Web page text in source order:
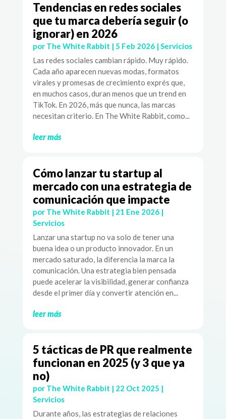
Tendencias en redes sociales
que tu marca debería seguir (o
ignorar) en 2026
por The White Rabbit | 5 Feb 2026| Servicios
Las redes sociales cambian rápido. Muy rápido.
Cada año aparecen nuevas modas, formatos
virales y promesas de crecimiento exprés que,
en muchos casos, duran menos que un trend en
TikTok. En 2026, más que nunca, las marcas
necesitan criterio. En The White Rabbit, como...
leer más
Cómo lanzar tu startup al
mercado con una estrategia de
comunicación que impacte
por The White Rabbit | 21 Ene 2026|
Servicios
Lanzar una startup no va solo de tener una
buena idea o un producto innovador. En un
mercado saturado, la diferencia la marca la
comunicación. Una estrategia bien pensada
puede acelerar la visibilidad, generar confianza
desde el primer día y convertir atención en...
leer más
5 tácticas de PR que realmente
funcionan en 2025 (y 3 que ya
no)
por The White Rabbit | 22 Oct 2025 |
Servicios
Durante años, las estrategias de relaciones